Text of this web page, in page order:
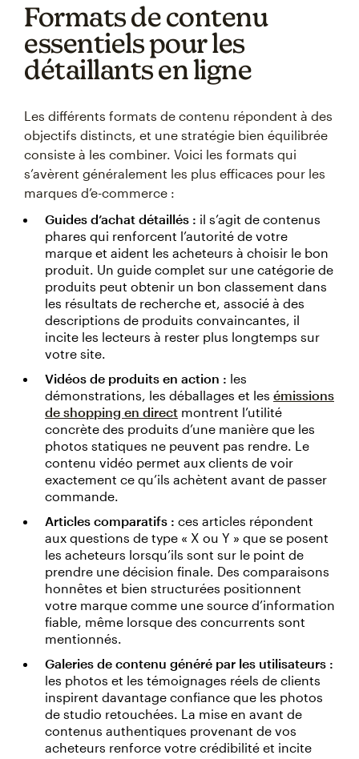
Formats de contenu
essentiels pour les
détaillants en ligne
Les différents formats de contenu répondent à des
objectifs distincts, et une stratégie bien équilibrée
consiste à les combiner. Voici les formats qui
s’avèrent généralement les plus efficaces pour les
marques d’e-commerce :
Guides d’achat détaillés : il s’agit de contenus
phares qui renforcent l’autorité de votre
marque et aident les acheteurs à choisir le bon
produit. Un guide complet sur une catégorie de
produits peut obtenir un bon classement dans
les résultats de recherche et, associé à des
descriptions de produits convaincantes, il
incite les lecteurs à rester plus longtemps sur
votre site.
Vidéos de produits en action : les
démonstrations, les déballages et les émissions
de shopping en direct montrent l’utilité
concrète des produits d’une manière que les
photos statiques ne peuvent pas rendre. Le
contenu vidéo permet aux clients de voir
exactement ce qu’ils achètent avant de passer
commande.
Articles comparatifs : ces articles répondent
aux questions de type « X ou Y » que se posent
les acheteurs lorsqu’ils sont sur le point de
prendre une décision finale. Des comparaisons
honnêtes et bien structurées positionnent
votre marque comme une source d’information
fiable, même lorsque des concurrents sont
mentionnés.
Galeries de contenu généré par les utilisateurs :
les photos et les témoignages réels de clients
inspirent davantage confiance que les photos
de studio retouchées. La mise en avant de
contenus authentiques provenant de vos
acheteurs renforce votre crédibilité et incite